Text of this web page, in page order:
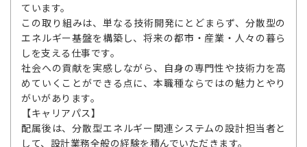
ています。
この取り組みは、単なる技術開発にとどまらず、分散型の
エネルギー基盤を構築し、将来の都市・産業・人々の暮ら
しを支える仕事です。
社会への貢献を実感しながら、自身の専門性や技術力を高
めていくことができる点に、本職種ならではの魅力とやり
がいがあります。
【キャリアパス】
配属後は、分散型エネルギー関連システムの設計担当者と
して、設計業務全般の経験を積んでいただきます。